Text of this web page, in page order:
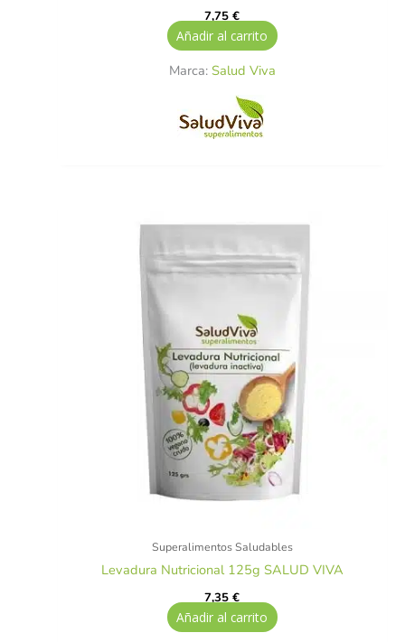
7,75€
Añadir al carrito
Marca: Salud Viva
Superalimentos Saludables
Levadura Nutricional 125g SALUD VIVA
7,35€
Añadir al carrito